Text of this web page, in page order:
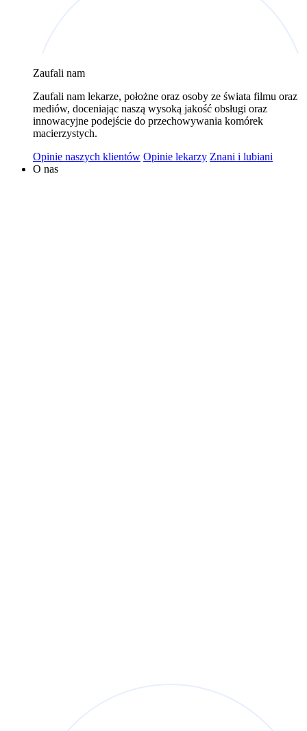
wykorzystywaniem plików cookies w powyższych celach
danych osobowych, w tym o przysługujących prawach,
znajduje się wPolityce Prywatności.
Zaufali nam
Zaufali nam lekarze, położne oraz osoby ze świata filmu oraz
mediów, doceniając naszą wysoką jakość obsługi oraz
innowacyjne podejście do przechowywania komórek
macierzystych.
Opinie naszych klientów Opinie lekarzy Znani i lubiani
O nas